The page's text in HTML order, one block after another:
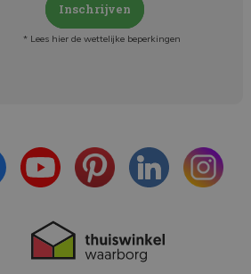
Inschrijven
* Lees hier de wettelijke beperkingen